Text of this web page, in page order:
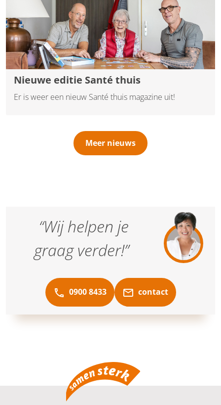
Nieuwe editie Santé thuis
Er is weer een nieuw Santé thuis magazine uit!
Meer nieuws
“Wij helpen je
graag verder!”
0900 8433 contact